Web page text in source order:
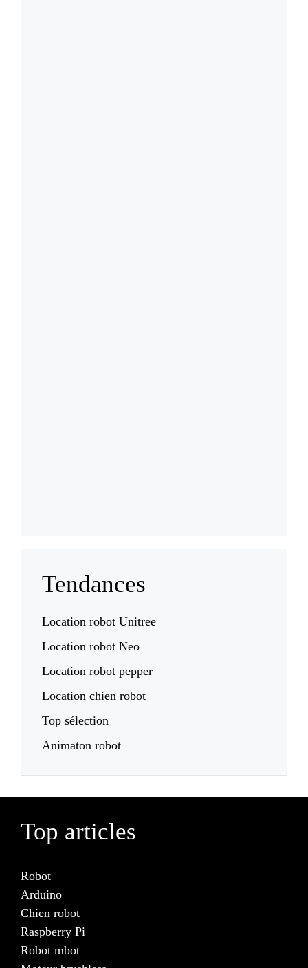
Tendances
Location robot Unitree
Location robot Neo
Location robot pepper
Location chien robot
Top sélection
Animaton robot
Top articles
Robot
Arduino
Chien robot
Raspberry Pi
Robot mbot